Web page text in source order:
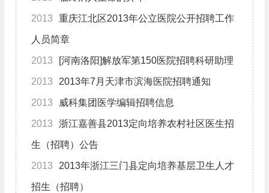
2013 重庆江北区2013年公立医院公开招聘工作
人员简章
2013 [河南洛阳]解放军第150医院招聘科研助理
2013 2013年7月天津市滨海医院招聘通知
2013 威科集团医学编辑招聘信息
2013 浙江嘉善县2013定向培养农村社区医生招
生（招聘）公告
2013 2013年浙江三门县定向培养基层卫生人才
招生（招聘）